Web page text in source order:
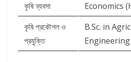
কৃষি ব্যবসা
Economics
কৃষি প্রকৌশল ও
প্রযুক্তি
B.Sc. in
Engineering